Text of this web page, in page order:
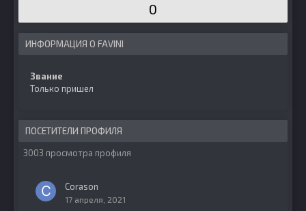
0
ИНФОРМАЦИЯ О FAVINI
Звание
Только пришел
ПОСЕТИТЕЛИ ПРОФИЛЯ
3003 просмотра профиля
Corason
17 апреля, 2021